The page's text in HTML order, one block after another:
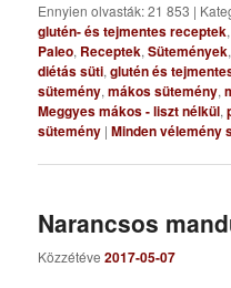
Ennyien olvasták: 21 853 |
glutén- és tejmentes receptek
Paleo, Receptek,Sütemények
diétás süti,glutén és
sütemény,mákos sütemény,
Meggyes mákos - liszt nélkül,
sütemény |Minden vélemény
Narancsos
Közzétéve2017-05-07